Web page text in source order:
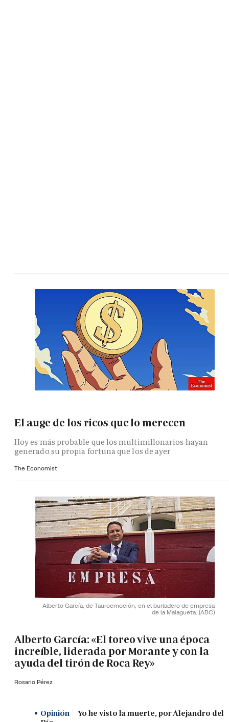
El auge de los ricos que lo merecen
Hoy es más probable que los multimillonarios hayan
generado su propia fortuna que los de ayer
The Economist
Alberto García, de Tauroemoción, en el burladero de empresa
de la Malagueta. (ABC)
Alberto García: «El toreo vive una época
increíble, liderada por Morante y con la
ayuda del tirón de Roca Rey»
Rosario Pérez
Opinión
Yo he visto la muerte, por Alejandro del